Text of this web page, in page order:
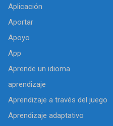
Aplicación
Aportar
Apoyo
App
Aprende un idioma
aprendizaje
Aprendizaje a través del juego
Aprendizaje adaptativo